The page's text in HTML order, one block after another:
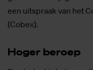
een uitspraak van het
(Cobex).
Ho­ger be­roep